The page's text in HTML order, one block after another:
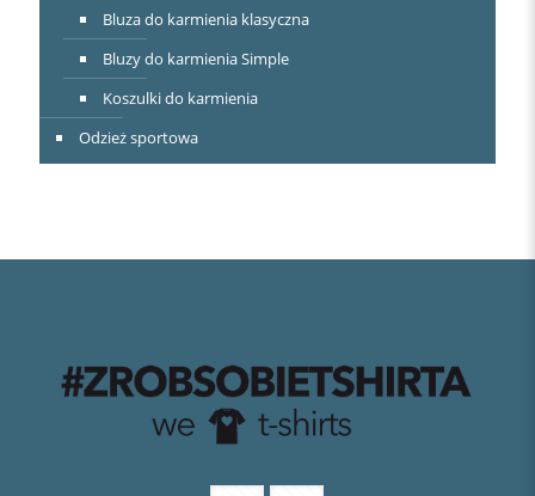
Bluza do karmienia klasyczna
Bluzy do karmienia Simple
Koszulki do karmienia
Odzież sportowa